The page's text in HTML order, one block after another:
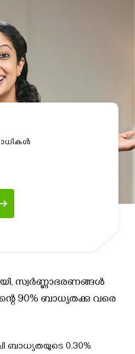
സ്വർണ്ണാഭരണങ്ങൾ
90% ബാധ്യതക്കു വരെ
0.30%